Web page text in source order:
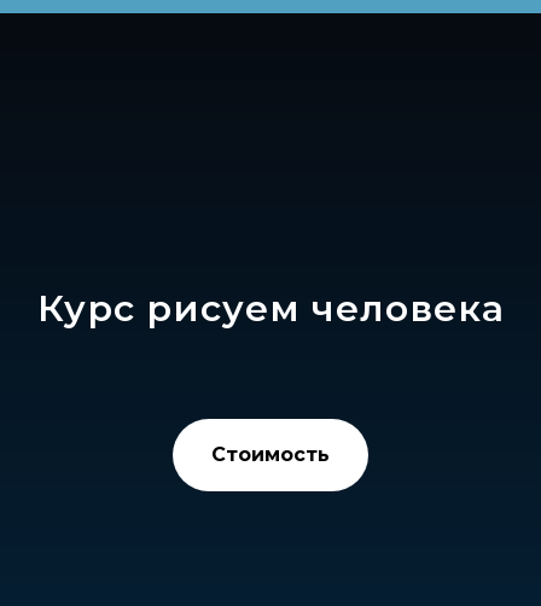
Курс рисуем человека
Стоимость